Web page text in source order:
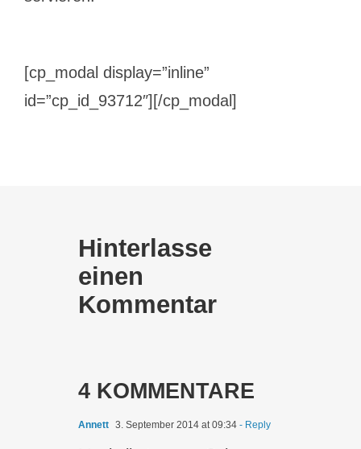
[cp_modal display=”inline”
id=”cp_id_93712″][/cp_modal]
Hinterlasse
einen
Kommentar
4 KOMMENTARE
Annett 3. September 2014 at 09:34 - Reply